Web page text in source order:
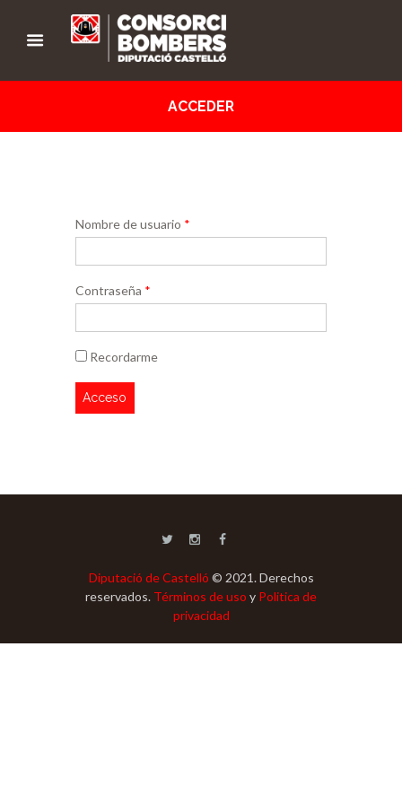
ACCEDER
Nombre de usuario *
Contraseña *
Recordarme
Diputació de Castelló © 2021. Derechos
reservados. Términos de uso y Politica de
privacidad